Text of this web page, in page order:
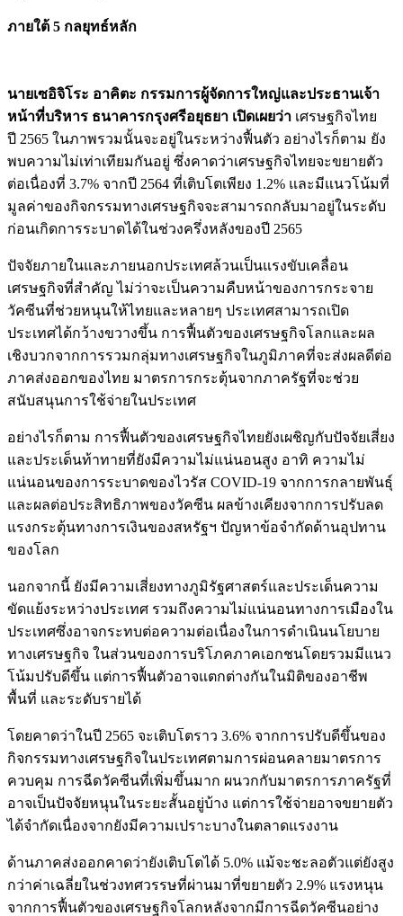
ภายใต้ 5 กลยุทธ์หลัก
นายเซอิจิโระ อาคิตะ กรรมการผู้จัดการใหญ่และประธานเจ้า
หน้าที่บริหาร ธนาคารกรุงศรีอยุธยา เปิดเผยว่า เศรษฐกิจไทย
ปี 2565 ในภาพรวมนั้นจะอยู่ในระหว่างฟื้นตัว อย่างไรก็ตาม ยัง
พบความไม่เท่าเทียมกันอยู่ ซึ่งคาดว่าเศรษฐกิจไทยจะขยายตัว
ต่อเนื่องที่ 3.7% จากปี 2564 ที่เติบโตเพียง 1.2% และมีแนวโน้มที่
มูลค่าของกิจกรรมทางเศรษฐกิจจะสามารถกลับมาอยู่ในระดับ
ก่อนเกิดการระบาดได้ในช่วงครึ่งหลังของปี 2565
ปัจจัยภายในและภายนอกประเทศล้วนเป็นแรงขับเคลื่อน
เศรษฐกิจที่สำคัญ ไม่ว่าจะเป็นความคืบหน้าของการกระจาย
วัคซีนที่ช่วยหนุนให้ไทยและหลายๆ ประเทศสามารถเปิด
ประเทศได้กว้างขวางขึ้น การฟื้นตัวของเศรษฐกิจโลกและผล
เชิงบวกจากการรวมกลุ่มทางเศรษฐกิจในภูมิภาคที่จะส่งผลดีต่อ
ภาคส่งออกของไทย มาตรการกระตุ้นจากภาครัฐที่จะช่วย
สนับสนุนการใช้จ่ายในประเทศ
อย่างไรก็ตาม การฟื้นตัวของเศรษฐกิจไทยยังเผชิญกับปัจจัยเสี่ยง
และประเด็นท้าทายที่ยังมีความไม่แน่นอนสูง อาทิ ความไม่
แน่นอนของการระบาดของไวรัส COVID-19 จากการกลายพันธุ์
และผลต่อประสิทธิภาพของวัคซีน ผลข้างเคียงจากการปรับลด
แรงกระตุ้นทางการเงินของสหรัฐฯ ปัญหาข้อจำกัดด้านอุปทาน
ของโลก
นอกจากนี้ ยังมีความเสี่ยงทางภูมิรัฐศาสตร์และประเด็นความ
ขัดแย้งระหว่างประเทศ รวมถึงความไม่แน่นอนทางการเมืองใน
ประเทศซึ่งอาจกระทบต่อความต่อเนื่องในการดำเนินนโยบาย
ทางเศรษฐกิจ ในส่วนของการบริโภคภาคเอกชนโดยรวมมีแนว
โน้มปรับดีขึ้น แต่การฟื้นตัวอาจแตกต่างกันในมิติของอาชีพ
พื้นที่ และระดับรายได้
โดยคาดว่าในปี 2565 จะเติบโตราว 3.6% จากการปรับดีขึ้นของ
กิจกรรมทางเศรษฐกิจในประเทศตามการผ่อนคลายมาตรการ
ควบคุม การฉีดวัคซีนที่เพิ่มขึ้นมาก ผนวกกับมาตรการภาครัฐที่
อาจเป็นปัจจัยหนุนในระยะสั้นอยู่บ้าง แต่การใช้จ่ายอาจขยายตัว
ได้จำกัดเนื่องจากยังมีความเปราะบางในตลาดแรงงาน
ด้านภาคส่งออกคาดว่ายังเติบโตได้ 5.0% แม้จะชะลอตัวแต่ยังสูง
กว่าค่าเฉลี่ยในช่วงทศวรรษที่ผ่านมาที่ขยายตัว 2.9% แรงหนุน
จากการฟื้นตัวของเศรษฐกิจโลกหลังจากมีการฉีดวัคซีนอย่าง